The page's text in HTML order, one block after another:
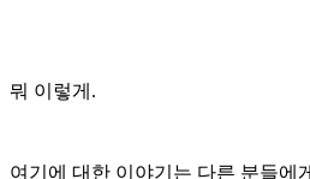
뭐 이렇게 .
여기에 대한 이야기는 다른 분들에게